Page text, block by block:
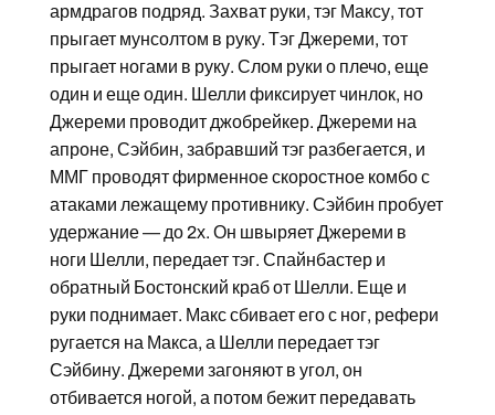
армдрагов подряд. Захват руки, тэг Максу, тот
прыгает мунсолтом в руку. Тэг Джереми, тот
прыгает ногами в руку. Слом руки о плечо, еще
один и еще один. Шелли фиксирует чинлок, но
Джереми проводит джобрейкер. Джереми на
апроне, Сэйбин, забравший тэг разбегается, и
ММГ проводят фирменное скоростное комбо с
атаками лежащему противнику. Сэйбин пробует
удержание — до 2х. Он швыряет Джереми в
ноги Шелли, передает тэг. Спайнбастер и
обратный Бостонский краб от Шелли. Еще и
руки поднимает. Макс сбивает его с ног, рефери
ругается на Макса, а Шелли передает тэг
Сэйбину. Джереми загоняют в угол, он
отбивается ногой, а потом бежит передавать